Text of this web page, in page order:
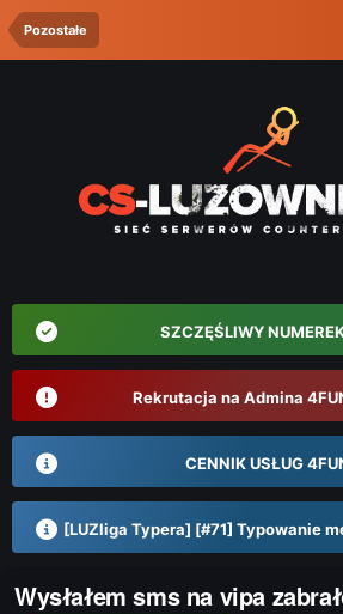
Pozostałe
SZCZĘŚLIWY
Rekrutacja na Admina
CENNIK USŁUG
[LUZliga Typera] [#71] Typowanie
Wysłałem sms na vipa